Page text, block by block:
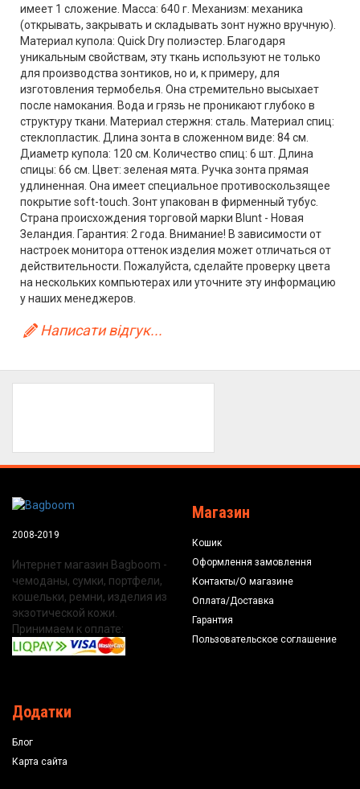
имеет 1 сложение. Масса: 640 г. Механизм: механика
(открывать, закрывать и складывать зонт нужно вручную).
Материал купола: Quick Dry полиэстер. Благодаря
уникальным свойствам, эту ткань используют не только
для производства зонтиков, но и, к примеру, для
изготовления термобелья. Она стремительно высыхает
после намокания. Вода и грязь не проникают глубоко в
структуру ткани. Материал стержня: сталь. Материал спиц:
стеклопластик. Длина зонта в сложенном виде: 84 см.
Диаметр купола: 120 см. Количество спиц: 6 шт. Длина
спицы: 66 см. Цвет: зеленая мята. Ручка зонта прямая
удлиненная. Она имеет специальное противоскользящее
покрытие soft-touch. Зонт упакован в фирменный тубус.
Страна происхождения торговой марки Blunt - Новая
Зеландия. Гарантия: 2 года. Внимание! В зависимости от
настроек монитора оттенок изделия может отличаться от
действительности. Пожалуйста, сделайте проверку цвета
на нескольких компьютерах или уточните эту информацию
у наших менеджеров.
Написати відгук...
2008-2019
Интернет магазин Bagboom -
чемоданы, сумки, портфели,
кошельки, ремни, изделия из
экзотической кожи.
Принимаем к оплате:
Магазин
Кошик
Оформлення замовлення
Контакты/О магазине
Оплата/Доставка
Гарантия
Пользовательское соглашение
Додатки
Блог
Карта сайта